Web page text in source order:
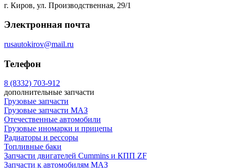
г. Киров, ул. Производственная, 29/1
Электронная почта
rusautokirov@mail.ru
Телефон
8 (8332) 703-912
дополнительные запчасти
Грузовые запчасти
Грузовые запчасти МАЗ
Отечественные автомобили
Грузовые иномарки и прицепы
Радиаторы и рессоры
Топливные баки
Запчасти двигателей Cummins и КПП ZF
Запчасти к автомобилям МАЗ